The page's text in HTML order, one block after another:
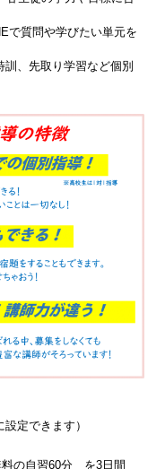
で質問や学びたい単元を
、先取り学習など個別
定できます）
の自習60分 を3日間